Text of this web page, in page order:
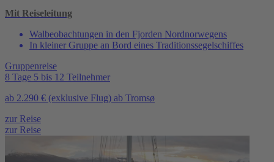
Mit Reiseleitung
Walbeobachtungen in den Fjorden Nordnorwegens
In kleiner Gruppe an Bord eines Traditionssegelschiffes
Gruppenreise
8 Tage 5 bis 12 Teilnehmer
ab 2.290 € (exklusive Flug) ab Tromsø
zur Reise
zur Reise